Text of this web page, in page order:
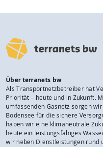
Über terranets bw
Als Transportnetzbetreiber hat
Priorität – heute und in Zukunft.
umfassenden Gasnetz sorgen
Bodensee für die sichere
haben wir eine klimaneutrale
heute ein leistungsfähiges
wir neben Dienstleistungen rund